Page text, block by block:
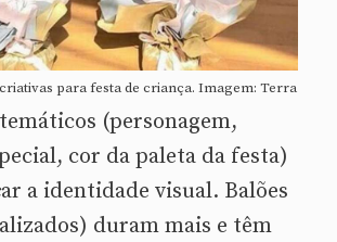
para festa de criança. Imagem: Terra
(personagem,
cor da paleta da festa)
a identidade visual. Balões
duram mais e têm